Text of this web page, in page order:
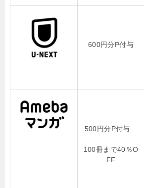
600円分P付与
500円分P付与
100冊まで40％O
FF